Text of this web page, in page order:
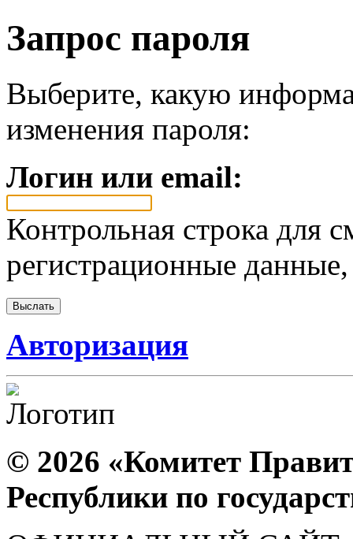
Запрос пароля
Выберите, какую
изменения пароля:
Логин или email:
Контрольная строка для
регистрационные
Авторизация
© 2026 «Комитет
Республики по